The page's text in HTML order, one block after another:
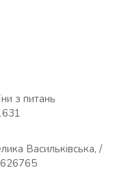
з питань
Васильківська, /